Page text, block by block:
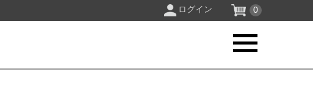
ログイン 0